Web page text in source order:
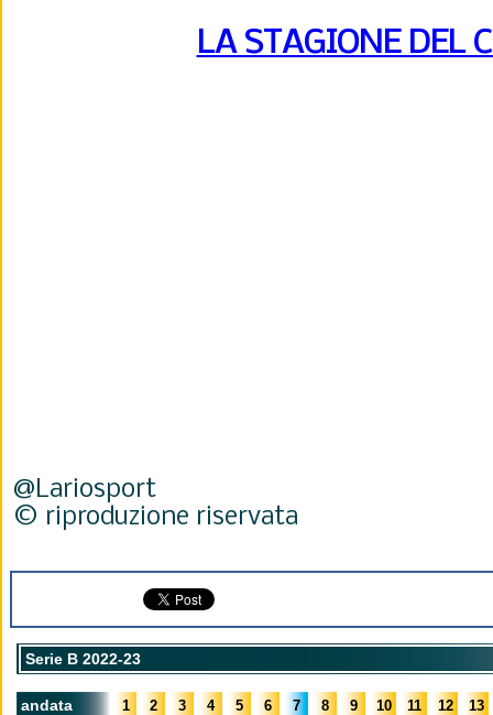
LA STAGIONE DEL
@Lariosport
© riproduzione riservata
Serie B 2022-23
andata 1 2 3 4 5 6 7 8 9 10 11 12 13